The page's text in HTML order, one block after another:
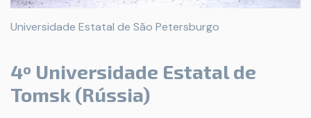
Universidade Estatal de São Petersburgo
4º Universidade Estatal de
Tomsk (Rússia)